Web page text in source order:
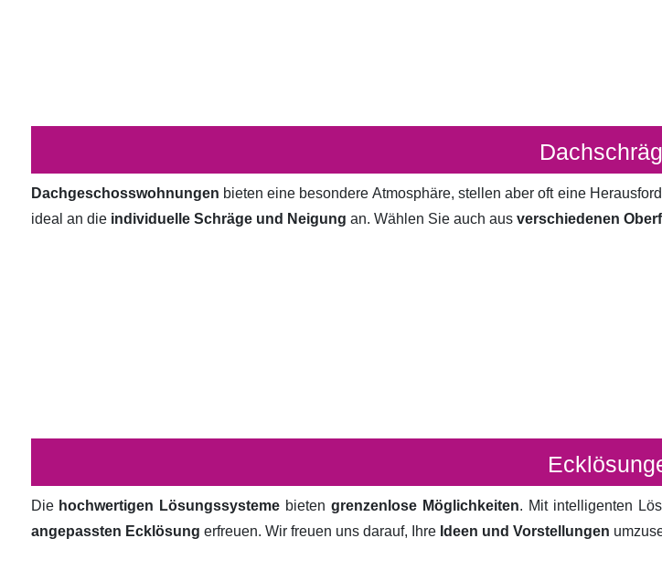
Dachgeschosswohnungen bieten eine besondere Atmosphäre, stellen aber oft eine
ideal an die individuelle Schräge und Neigung an. Wählen Sie auch aus verschiedenen
Die hochwertigen Lösungssysteme bietengrenzenlose Möglichkeiten. Mit intelligenten
angepassten Ecklösung erfreuen. Wir freuen uns darauf, Ihre Ideen und Vorstellungen